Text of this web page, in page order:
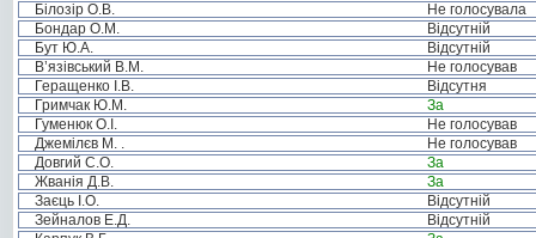
Білозір О.В.
Не голосувала
Бондар О.М.
Відсутній
Бут Ю.А.
Відсутній
В’язівський В.М.
Не голосував
Геращенко І.В.
Відсутня
Гримчак Ю.М.
За
Гуменюк О.І.
Не голосував
Джемілєв М. .
Не голосував
Довгий С.О.
За
Жванія Д.В.
За
Заєць І.О.
Відсутній
Зейналов Е.Д.
Відсутній